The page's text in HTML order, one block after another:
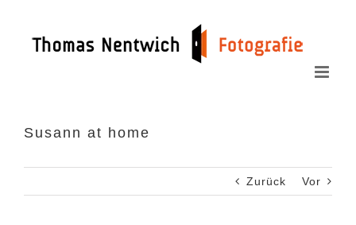
springen
Susann at home
Zurück Vor